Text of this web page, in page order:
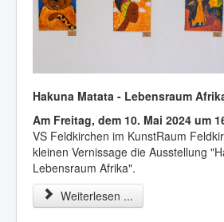
Hakuna Matata - Lebensraum
Am Freitag, dem 10. Mai 2024 um
VS Feldkirchen im KunstRaum
kleinen Vernissage die Ausstellung
Lebensraum Afrika".
Weiterlesen ...